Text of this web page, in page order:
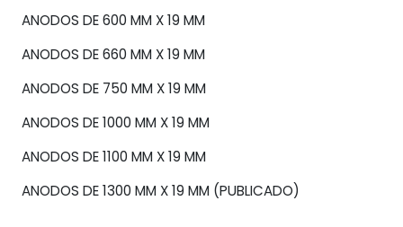
ANODOS DE 600 MM X 19 MM
ANODOS DE 660 MM X 19 MM
ANODOS DE 750 MM X 19 MM
ANODOS DE 1000 MM X 19 MM
ANODOS DE 1100 MM X 19 MM
ANODOS DE 1300 MM X 19 MM (PUBLICADO)